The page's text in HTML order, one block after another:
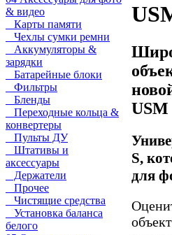
& видео
Карты памяти
Чехлы сумки ремни
Аккумуляторы &
зарядки
Батарейные блоки
Фильтры
Бленды
Переходные кольца &
конвертеры
Пульты ДУ
Штативы и
аксессуары
Держатели
Прочее
Чистящие средства
Установка баланса
белого
USM
S,
для